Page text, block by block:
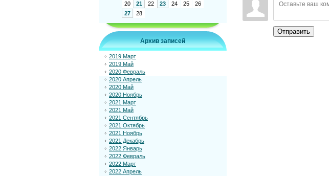
20
21 22 23 24 25
26
27
28
Архив записей
2019 Март
2019 Май
2020 Февраль
2020 Апрель
2020 Май
2020 Ноябрь
2021 Март
2021 Май
2021 Сентябрь
2021 Октябрь
2021 Ноябрь
2021 Декабрь
2022 Январь
2022 Февраль
2022 Март
2022 Апрель
Отправить